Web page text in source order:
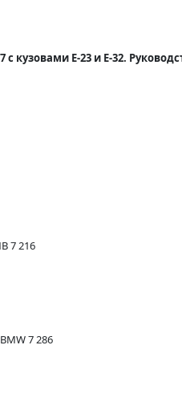
кузовами E-23 и E-32.
7 216
7 286